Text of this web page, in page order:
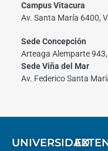
Campus Vitacura
Av. Santa María 6400,
Sede Concepción
Arteaga Alemparte
Sede Viña del Mar
Av. Federico Santa
UNIVERSIDAD